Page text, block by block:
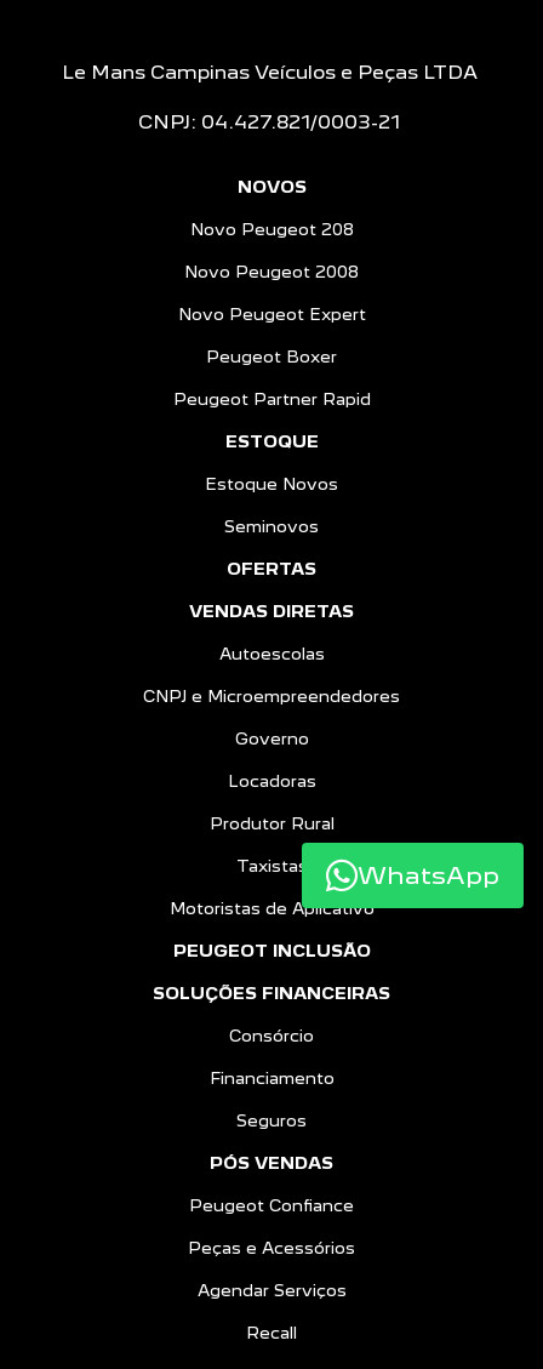
Le Mans Campinas Veículos e Peças LTDA
CNPJ: 04.427.821/0003-21
NOVOS
Novo Peugeot 208
Novo Peugeot 2008
Novo Peugeot Expert
Peugeot Boxer
Peugeot Partner Rapid
ESTOQUE
Estoque Novos
Seminovos
OFERTAS
VENDAS DIRETAS
Autoescolas
CNPJ e Microempreendedores
Governo
Locadoras
Produtor Rural
Taxistas
Motoristas de Aplicativo
PEUGEOT INCLUSÃO
SOLUÇÕES FINANCEIRAS
Consórcio
Financiamento
Seguros
PÓS VENDAS
Peugeot Confiance
Peças e Acessórios
Agendar Serviços
Recall
WhatsApp